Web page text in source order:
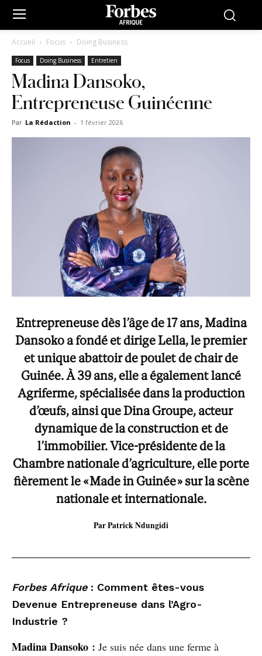
Accueil Focus Doing Business
Focus Doing Business Entretien
Madina Dansoko,
Entrepreneuse Guinéenne
Par La Rédaction - 1 février 2026
Entrepreneuse dès l’âge de 17 ans, Madina
Dansoko a fondé et dirige Lella, le premier
et unique abattoir de poulet de chair de
Guinée. À 39 ans, elle a également lancé
Agriferme, spécialisée dans la production
d’œufs, ainsi que Dina Groupe, acteur
dynamique de la construction et de
l’immobilier. Vice-présidente de la
Chambre nationale d’agriculture, elle porte
fièrement le « Made in Guinée » sur la scène
nationale et internationale.
Par Patrick Ndungidi
Forbes Afrique: Comment êtes-vous
Devenue Entrepreneuse dans l’Agro-
Industrie ?
Madina Dansoko : Je suis née dans une ferme à